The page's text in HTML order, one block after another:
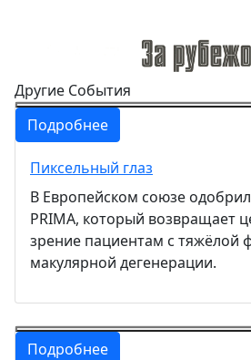
Другие События
Подробнее
Пиксельный глаз
В Европейском союзе
PRIMA, который возвращает
зрение пациентам с тяжёлой
макулярной дегенерации.
Подробнее